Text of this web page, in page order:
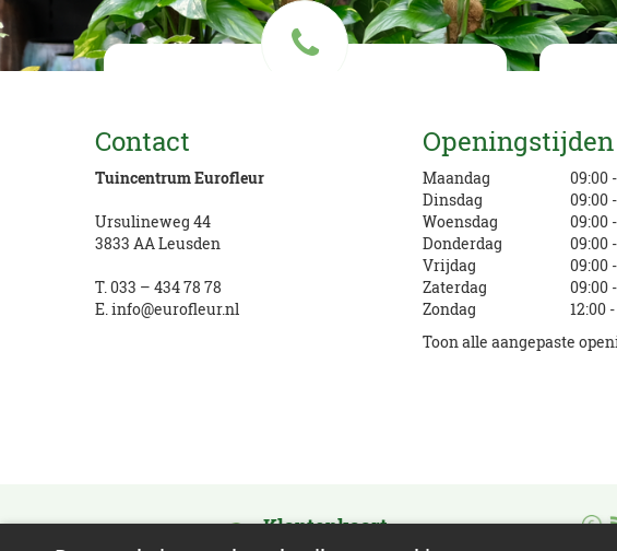
Contact
Tuincentrum Eurofleur
Ursulineweg 44
3833 AA Leusden
T.033 – 434 78 78
E.info@eurofleur.nl
Openingstijden
Maandag
09:00
Dinsdag
09:00
Woensdag
09:00
Donderdag
09:00
Vrijdag
09:00
Zaterdag
09:00
Zondag
12:00
Toon alle aangepaste
Klantenkaart